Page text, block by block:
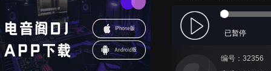
已暂停
编号：32356